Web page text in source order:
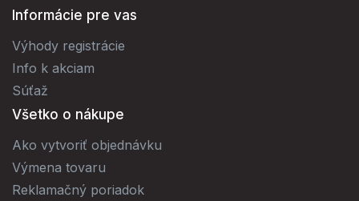
Informácie pre vas
Výhody registrácie
Info k akciam
Súťaž
Všetko o nákupe
Ako vytvoriť objednávku
Výmena tovaru
Reklamačný poriadok